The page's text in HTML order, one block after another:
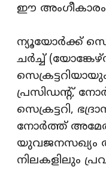
ഈ
ന്യൂയോര്‍ക്ക്
ചര്‍ച്ച്
പ്രസിഡന്റ്,
സെക്രട്ടറി,
നോര്‍ത്ത്
യുവജനസഖ്യം
നിലകളിലും